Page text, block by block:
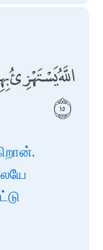
اللَّهُ